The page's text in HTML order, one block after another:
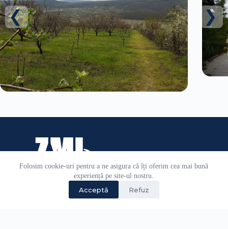
Folosim cookie-uri pentru a ne asigura că îți oferim cea mai bună
experiență pe site-ul nostru.
Acceptă Refuz